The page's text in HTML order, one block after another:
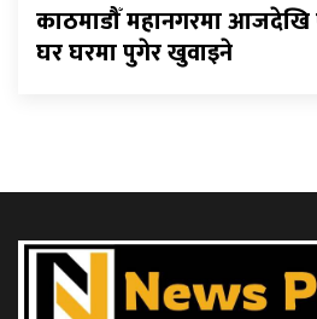
काठमाडौँ महानगरमा आजदेखि
घर घरमा पुगेर खुवाइने